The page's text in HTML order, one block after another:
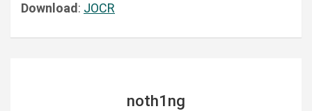
Download : JOCR
noth1ng